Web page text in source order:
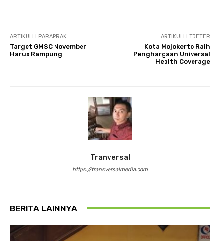
ARTIKULLI PARAPRAK
Target GMSC November
Harus Rampung
ARTIKULLI TJETËR
Kota Mojokerto Raih
Penghargaan Universal
Health Coverage
Tranversal
https://transversalmedia.com
BERITA LAINNYA